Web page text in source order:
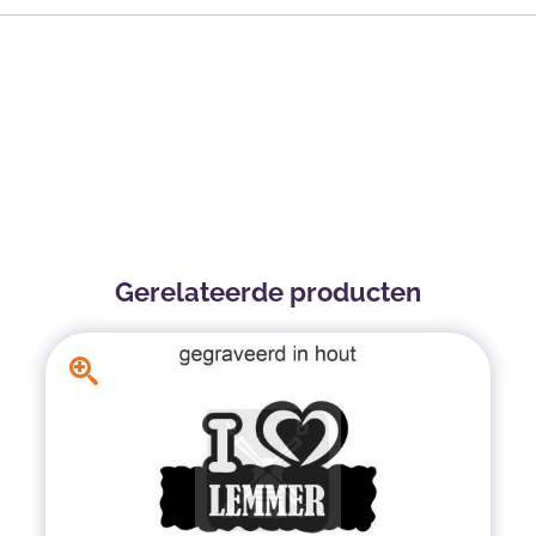
Gerelateerde producten